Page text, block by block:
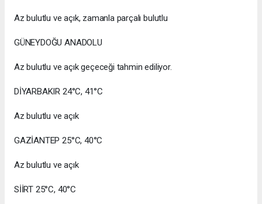
Az bulutlu ve açık, zamanla parçalı bulutlu
GÜNEYDOĞU ANADOLU
Az bulutlu ve açık geçeceği tahmin ediliyor.
DİYARBAKIR 24°C, 41°C
Az bulutlu ve açık
GAZİANTEP 25°C, 40°C
Az bulutlu ve açık
SİİRT 25°C, 40°C